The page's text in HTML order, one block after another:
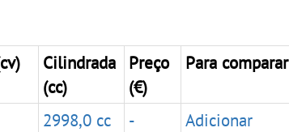
Cilindrada
(cc)
Preço
(€)
Para comparar
2998,0 cc -
Adicionar